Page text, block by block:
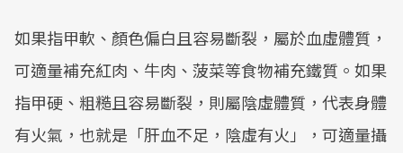
如果指甲軟、顏色偏白且容易斷裂，屬於血虛體質，
可適量補充紅肉、牛肉、菠菜等食物補充鐵質。如果
指甲硬、粗糙且容易斷裂，則屬陰虛體質，代表身體
有火氣，也就是「肝血不足，陰虛有火」，可適量攝